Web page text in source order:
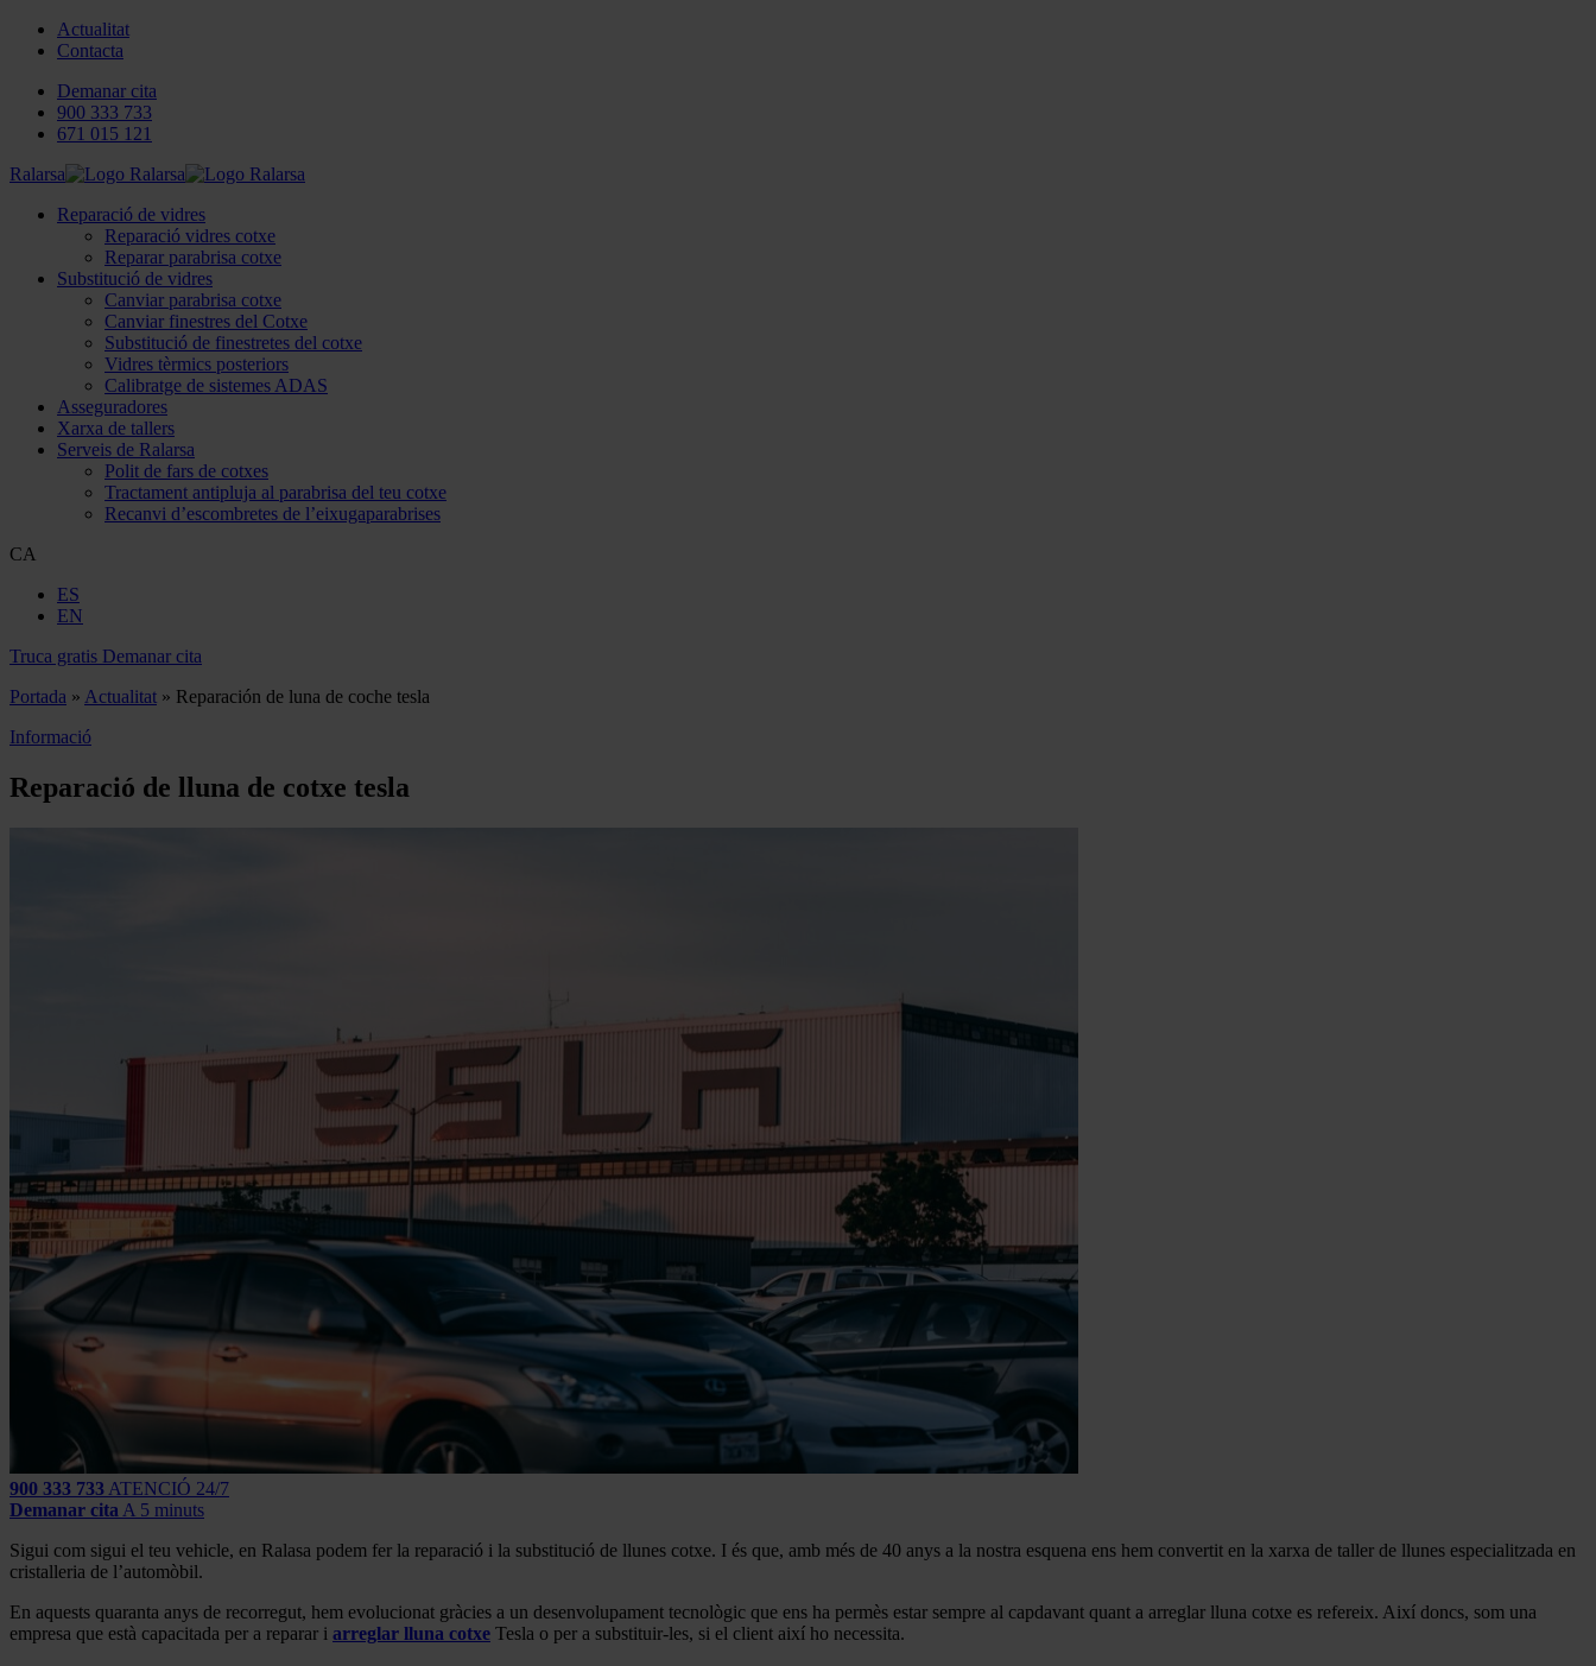
Actualitat
Contacta
Demanar cita
900 333 733
671 015 121
Ralarsa
Reparació de vidres
Reparació vidres cotxe
Reparar parabrisa cotxe
Substitució de vidres
Canviar parabrisa cotxe
Canviar finestres del Cotxe
Substitució de finestretes del cotxe
Vidres tèrmics posteriors
Calibratge de sistemes ADAS
Asseguradores
Xarxa de tallers
Serveis de Ralarsa
Polit de fars de cotxes
Tractament antipluja al parabrisa del teu cotxe
Recanvi d’escombretes de l’eixugaparabrises
CA
ES
EN
Truca gratis Demanar cita
Portada » Actualitat » Reparación de luna de coche tesla
Informació
Reparació de lluna de cotxe tesla
900 333 733 ATENCIÓ 24/7
Demanar cita A 5 minuts
Sigui com sigui el teu vehicle, en Ralasa podem fer la reparació i la substitució de llunes cotxe. I és que, amb més de 40 anys a la nostra esquena ens hem convertit en la xarxa de taller de llunes especialitzada en
cristalleria de l’automòbil.
En aquests quaranta anys de recorregut, hem evolucionat gràcies a un desenvolupament tecnològic que ens ha permès estar sempre al capdavant quant a arreglar lluna cotxe es refereix. Així doncs, som una
empresa que està capacitada per a reparar i arreglar lluna cotxe Tesla o per a substituir-les, si el client així ho necessita.